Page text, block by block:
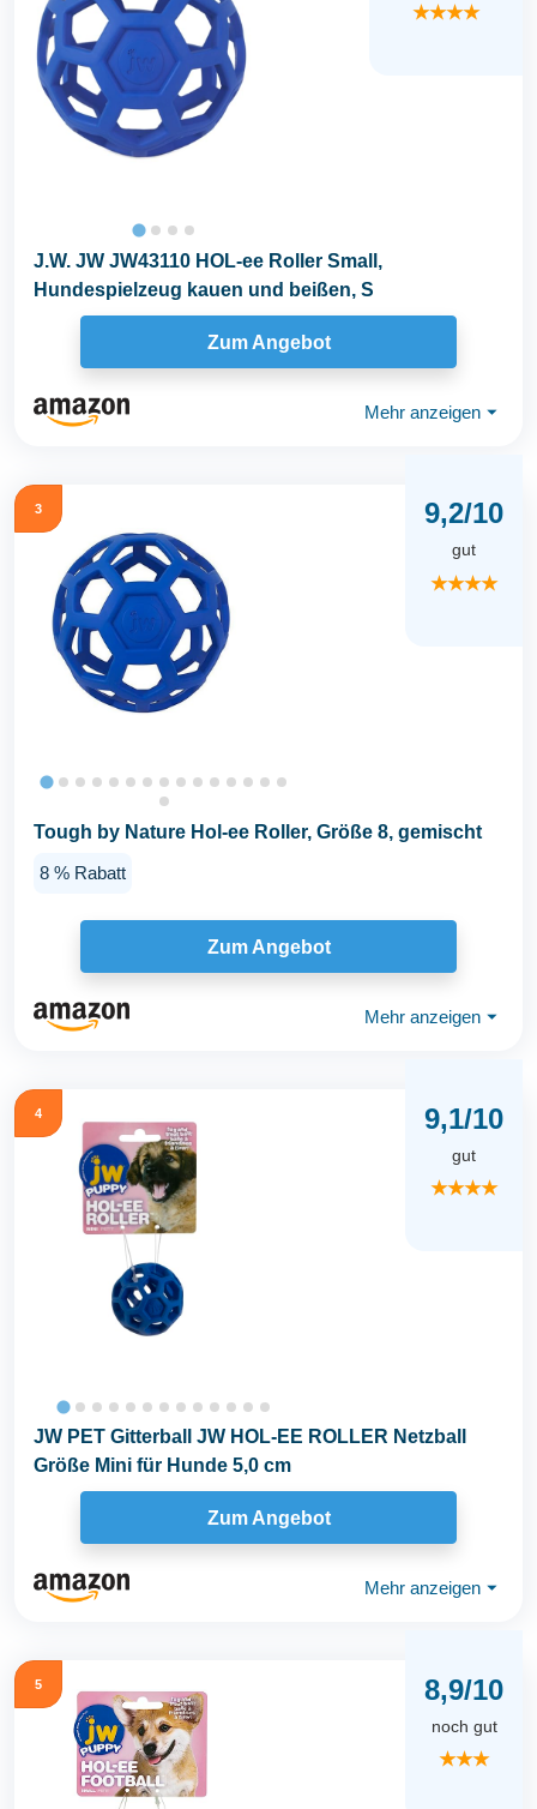
★★★★
J.W. JW JW43110 HOL-ee Roller Small,
Hundespielzeug kauen und beißen, S
Zum Angebot
Mehr anzeigen ⏷
3 9,2/10
gut
★★★★
Tough by Nature Hol-ee Roller, Größe 8, gemischt
8 % Rabatt
Zum Angebot
Mehr anzeigen ⏷
4 9,1/10
gut
★★★★
JW PET Gitterball JW HOL-EE ROLLER Netzball
Größe Mini für Hunde 5,0 cm
Zum Angebot
Mehr anzeigen ⏷
5 8,9/10
noch gut
★★★